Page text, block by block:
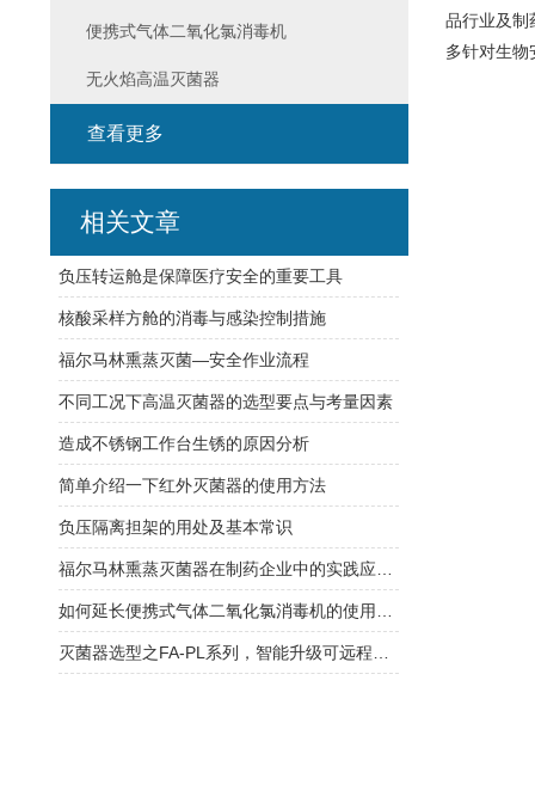
品行业及制
多针对生物
便携式气体二氧化氯消毒机
无火焰高温灭菌器
查看更多
相关文章
负压转运舱是保障医疗安全的重要工具
核酸采样方舱的消毒与感染控制措施
福尔马林熏蒸灭菌—安全作业流程
不同工况下高温灭菌器的选型要点与考量因素
造成不锈钢工作台生锈的原因分析
简单介绍一下红外灭菌器的使用方法
负压隔离担架的用处及基本常识